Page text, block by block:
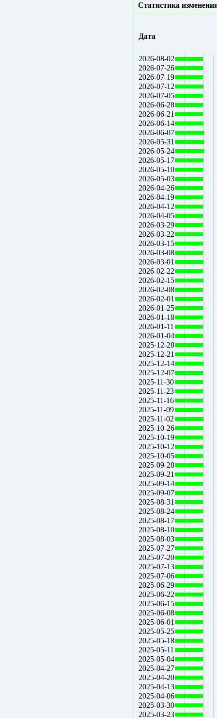
Статистика
Дата
2026-08-02
2026-07-26
2026-07-19
2026-07-12
2026-07-05
2026-06-28
2026-06-21
2026-06-14
2026-06-07
2026-05-31
2026-05-24
2026-05-17
2026-05-10
2026-05-03
2026-04-26
2026-04-19
2026-04-12
2026-04-05
2026-03-29
2026-03-22
2026-03-15
2026-03-08
2026-03-01
2026-02-22
2026-02-15
2026-02-08
2026-02-01
2026-01-25
2026-01-18
2026-01-11
2026-01-04
2025-12-28
2025-12-21
2025-12-14
2025-12-07
2025-11-30
2025-11-23
2025-11-16
2025-11-09
2025-11-02
2025-10-26
2025-10-19
2025-10-12
2025-10-05
2025-09-28
2025-09-21
2025-09-14
2025-09-07
2025-08-31
2025-08-24
2025-08-17
2025-08-10
2025-08-03
2025-07-27
2025-07-20
2025-07-13
2025-07-06
2025-06-29
2025-06-22
2025-06-15
2025-06-08
2025-06-01
2025-05-25
2025-05-18
2025-05-11
2025-05-04
2025-04-27
2025-04-20
2025-04-13
2025-04-06
2025-03-30
2025-03-23